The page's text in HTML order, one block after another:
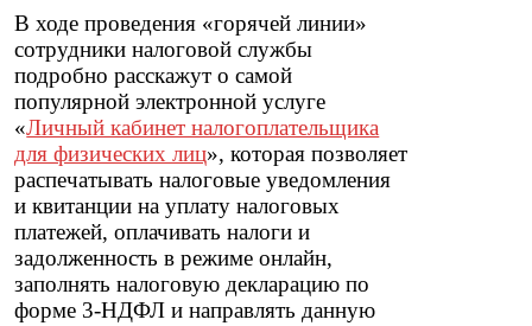
В ходе проведения «горячей линии»
сотрудники налоговой службы
подробно расскажут о самой
популярной электронной услуге
«Личный кабинет налогоплательщика
для физических лиц», которая позволяет
распечатывать налоговые уведомления
и квитанции на уплату налоговых
платежей, оплачивать налоги и
задолженность в режиме онлайн,
заполнять налоговую декларацию по
форме 3-НДФЛ и направлять данную